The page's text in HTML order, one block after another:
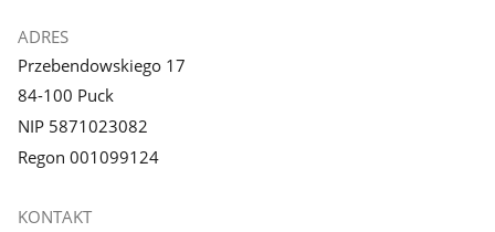
ADRES
Przebendowskiego 17
84-100 Puck
NIP 5871023082
Regon 001099124
KONTAKT